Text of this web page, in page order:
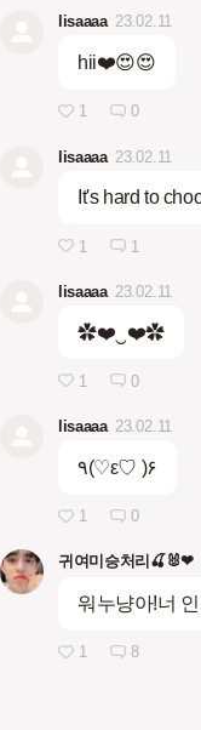
lisaaaa 23.02.11
hii❤️😍😍
1 0
lisaaaa 23.02.11
It's hard to
1 1
lisaaaa 23.02.11
✿❤️‿❤️✿
1 0
lisaaaa 23.02.11
٩(♡ε♡ )۶
1 0
귀여미승처리🍒🐰❤
워누냥아!너
1 8